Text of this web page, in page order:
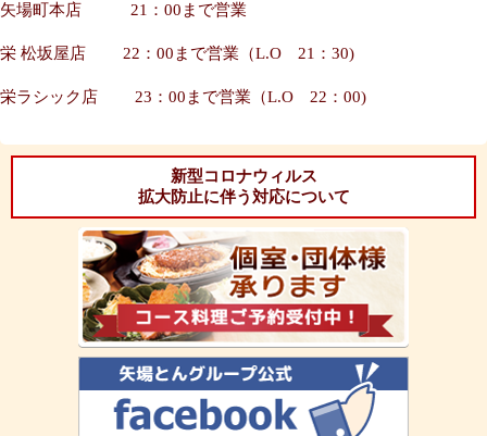
矢場町本店 21：00まで営業
栄 松坂屋店 22：00まで営業（L.O 21：30)
栄ラシック店 23：00まで営業（L.O 22：00)
新型コロナウィルス
拡大防止に伴う対応について